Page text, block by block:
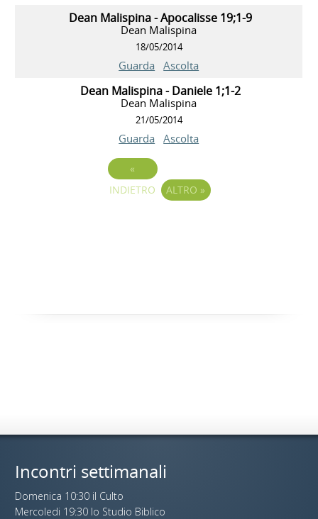
Dean Malispina - Apocalisse 19;1-9
Dean Malispina
18/05/2014
Guarda Ascolta
Dean Malispina - Daniele 1;1-2
Dean Malispina
21/05/2014
Guarda Ascolta
«
INDIETRO
ALTRO »
Incontri settimanali
Domenica 10:30 il Culto
Mercoledi 19:30 lo Studio Biblico